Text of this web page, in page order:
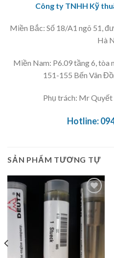
Công ty TNHH Kỹ
Miền Bắc: Số 18/A1 ngõ 51,
Hà
Miền Nam: P6.09 tầng 6, tòa
151-155 Bến Vân
Phụ trách: Mr Quyết
Hotline:
SẢN PHẨM TƯƠNG TỰ
Add to
Wishlist